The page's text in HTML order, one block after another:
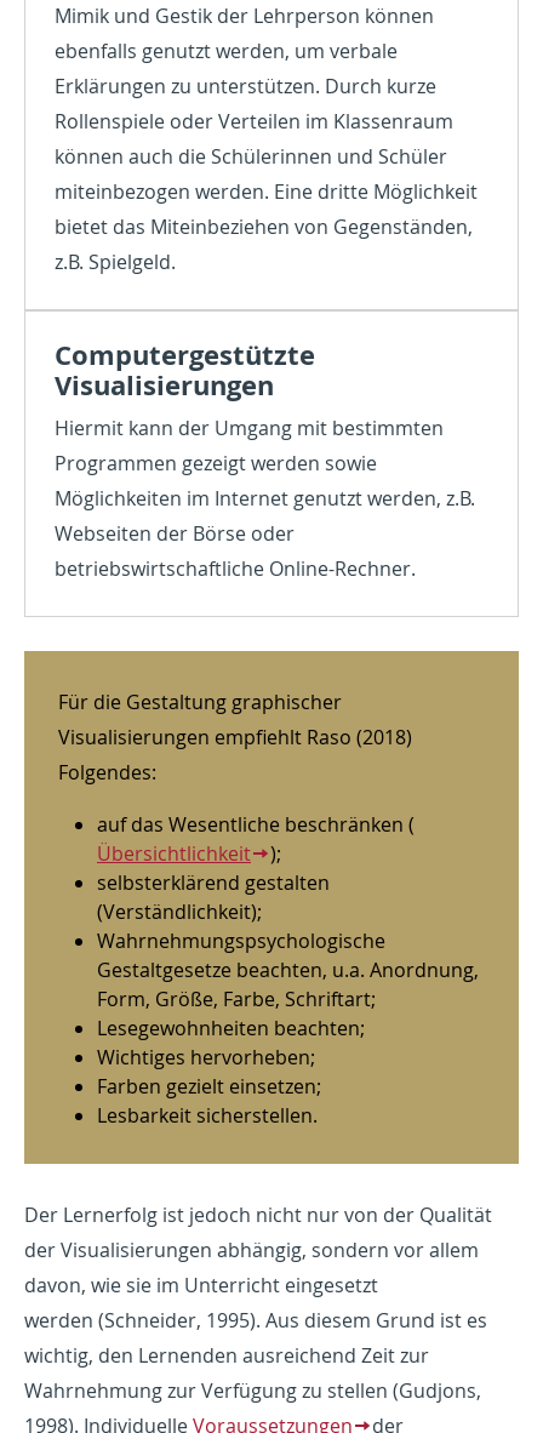
Mimik und Gestik der Lehrperson können
ebenfalls genutzt werden, um verbale
Erklärungen zu unterstützen. Durch kurze
Rollenspiele oder Verteilen im Klassenraum
können auch die Schülerinnen und Schüler
miteinbezogen werden. Eine dritte Möglichkeit
bietet das Miteinbeziehen von Gegenständen,
z.B. Spielgeld.
Computergestützte
Visualisierungen
Hiermit kann der Umgang mit bestimmten
Programmen gezeigt werden sowie
Möglichkeiten im Internet genutzt werden, z.B.
Webseiten der Börse oder
betriebswirtschaftliche Online-Rechner.
Für die Gestaltung graphischer
Visualisierungen empfiehlt Raso (2018)
Folgendes:
auf das Wesentliche beschränken (
Übersichtlichkeit
);
selbsterklärend gestalten
(Verständlichkeit);
Wahrnehmungspsychologische
Gestaltgesetze beachten, u.a. Anordnung,
Form, Größe, Farbe, Schriftart;
Lesegewohnheiten beachten;
Wichtiges hervorheben;
Farben gezielt einsetzen;
Lesbarkeit sicherstellen.
Der Lernerfolg ist jedoch nicht nur von der Qualität
der Visualisierungen abhängig, sondern vor allem
davon, wie sie im Unterricht eingesetzt
werden (Schneider, 1995). Aus diesem Grund ist es
wichtig, den Lernenden ausreichend Zeit zur
Wahrnehmung zur Verfügung zu stellen (Gudjons,
1998). IndividuelleVoraussetzungen der